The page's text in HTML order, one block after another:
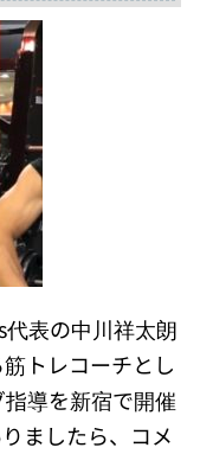
代表の中川祥太朗
トレコーチとし
導を新宿で開催
ましたら、コメ